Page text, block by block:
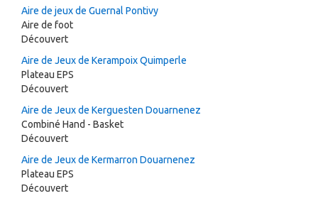
Aire de jeux de Guernal Pontivy
Aire de foot
Découvert
Aire de Jeux de Kerampoix Quimperle
Plateau EPS
Découvert
Aire de Jeux de Kerguesten Douarnenez
Combiné Hand - Basket
Découvert
Aire de Jeux de Kermarron Douarnenez
Plateau EPS
Découvert